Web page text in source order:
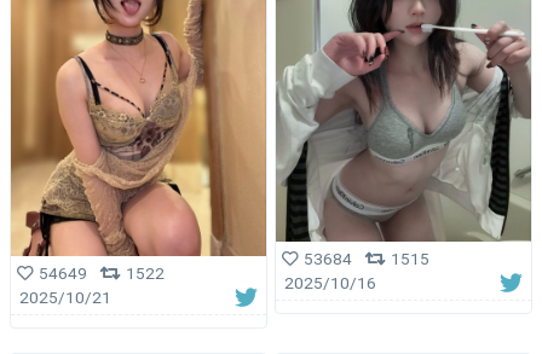
54649
1522
2025/10/21
53684
1515
2025/10/16